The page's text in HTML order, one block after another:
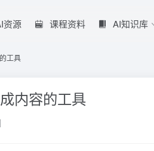
资源 课程资料 AI知识库
工具
内容的工具